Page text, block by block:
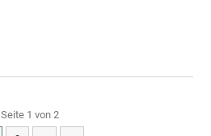
Seite 1 von 2